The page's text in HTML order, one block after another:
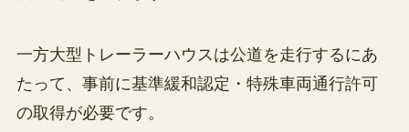
一方大型トレーラーハウスは公道を走行するにあ
たって、事前に基準緩和認定・特殊車両通行許可
の取得が必要です。